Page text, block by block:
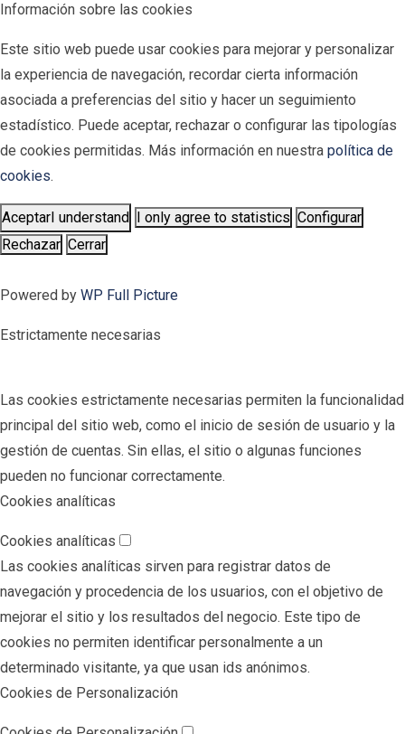
Información sobre las cookies
Este sitio web puede usar cookies para mejorar y personalizar
la experiencia de navegación, recordar cierta información
asociada a preferencias del sitio y hacer un seguimiento
estadístico. Puede aceptar, rechazar o configurar las tipologías
de cookies permitidas. Más información en nuestra política de
cookies.
Aceptar I understand I only agree to statistics Configurar
Rechazar Cerrar
Powered by WP Full Picture
Estrictamente necesarias
Las cookies estrictamente necesarias permiten la funcionalidad
principal del sitio web, como el inicio de sesión de usuario y la
gestión de cuentas. Sin ellas, el sitio o algunas funciones
pueden no funcionar correctamente.
Cookies analíticas
Cookies analíticas
Las cookies analíticas sirven para registrar datos de
navegación y procedencia de los usuarios, con el objetivo de
mejorar el sitio y los resultados del negocio. Este tipo de
cookies no permiten identificar personalmente a un
determinado visitante, ya que usan ids anónimos.
Cookies de Personalización